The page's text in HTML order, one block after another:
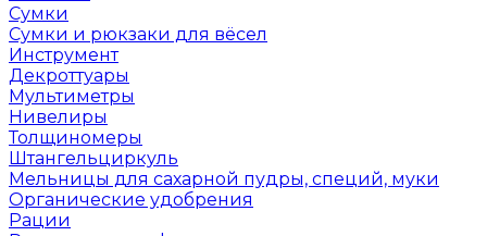
Сумки
Сумки и рюкзаки для вёсел
Инструмент
Декроттуары
Мультиметры
Нивелиры
Толщиномеры
Штангельциркуль
Мельницы для сахарной пудры, специй, муки
Органические удобрения
Рации